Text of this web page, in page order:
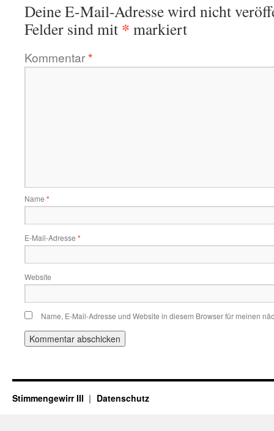
Deine E-Mail-Adresse wird nicht
Felder sind mit * markiert
Kommentar*
Name *
E-Mail-Adresse *
Website
Name, E-Mail-Adresse und Website in diesem Browser für meinen
Stimmengewirr III Datenschutz